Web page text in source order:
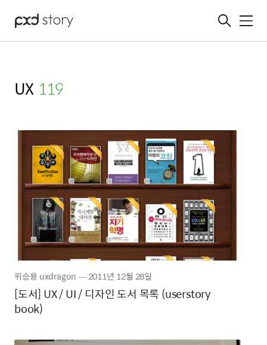
메뉴
UX (119)
[도서] UX / UI / 디자인 도서 목록 (userstory
book)
위승용 uxdragon―2011년 12월 28일